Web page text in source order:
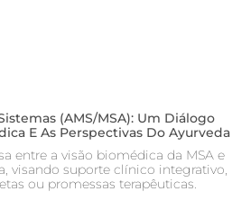
(AMS/MSA): Um Diálogo
E As Perspectivas Do Ayurveda
entre a visão biomédica da MSA e
visando suporte clínico integrativo,
ou promessas terapêuticas.